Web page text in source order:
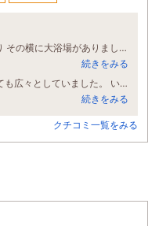
今回は1人で利用させて頂きました。 最上階には 東京タワーが見渡せる プール&サロンがあり その横に大浴場がありました。 サロンからは 結構近くに東京タワーが見れてビックリ。 おそらく 東京タワーが見渡せるお部屋もあるのではないでしょうか。(私の部屋からは見えませんでしたが) 大浴場も清潔で 色々アメニティが揃っていて 何も持っていかなくとも全て揃っていてとても良かったです。 ドライヤーはラファでした。 お部屋も清潔で 十分ば大きさがあり テレビが大きくて良かったです。 もちろん インターネットもスムーズに繋がりストレスなく 過ごせました。 全てが完璧で とてもお手頃なお値段で 凄く満足しました。 いたせり尽せりでした！ 東京に滞在する時は また必ずアパホテルを利用させて頂きます。 次回は朝食も頂いてみたいと思っております。
続きをみる
広いツインに初めてグレードアップ下さりました。ソファもあるし、部屋のお風呂などとっても広々としていました。 いつも目当ての大浴場も夜・朝と堪能しました。いつも清潔なので安心して泊まれます
続きをみる
クチコミ一覧をみる